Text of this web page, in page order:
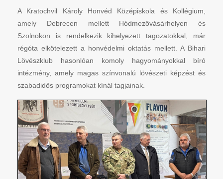
A Kratochvil Károly Honvéd Középiskola és Kollégium,
amely Debrecen mellett Hódmezővásárhelyen és
Szolnokon is rendelkezik kihelyezett tagozatokkal, már
régóta elkötelezett a honvédelmi oktatás mellett. A Bihari
Lövészklub hasonlóan komoly hagyományokkal bíró
intézmény, amely magas színvonalú lövészeti képzést és
szabadidős programokat kínál tagjainak.